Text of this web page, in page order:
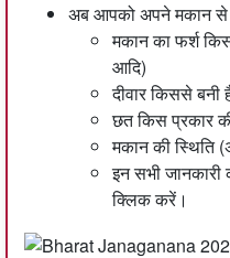
अब आपको अपने मकान से
मकान का फर्श
आदि)
दीवार किससे
छत किस प्रकार
मकान की स्थिति
इन सभी
क्लिक करें।